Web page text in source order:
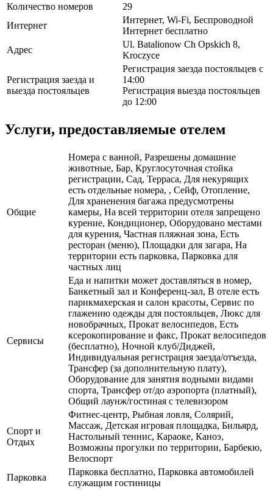
Количество номеров
29
Интернет
Интернет, Wi-Fi, Беспроводной
Интернет бесплатно
Адрес
Ul. Batalionow Ch Opskich 8,
Kroczyce
Регистрация заезда и
выезда постояльцев
Регистрация заезда постояльцев с
14:00
Регистрация выезда постояльцев
до 12:00
Услуги, предоставляемые отелем
Общие
Номера с ванной, Разрешены домашние
животные, Бар, Круглосуточная стойка
регистрации, Сад, Терраса, Для некурящих
есть отдельные номера, , Сейф, Отопление,
Для храненения багажа предусмотрены
камеры, На всей территории отеля запрещено
курение, Кондиционер, Оборудовано местами
для курения, Частная пляжная зона, Есть
ресторан (меню), Площадки для загара, На
территории есть парковка, Парковка для
частных лиц
Сервисы
Еда и напитки может доставляться в номер,
Банкетный зал и Конференц-зал, В отеле есть
парикмахерская и салон красоты, Сервис по
глажению одежды для постояльцев, Люкс для
новобрачных, Прокат велосипедов, Есть
ксерокопирование и факс, Прокат велосипедов
(бесплатно), Ночной клуб/Диджей,
Индивидуальная регистрация заезда/отъезда,
Трансфер (за дополнительную плату),
Оборудование для занятия водными видами
спорта, Трансфер от/до аэропорта (платный),
Общий лаунж/гостиная с телевизором
Спорт и
Отдых
Фитнес-центр, Рыбная ловля, Солярий,
Массаж, Детская игровая площадка, Бильярд,
Настольный теннис, Караоке, Каноэ,
Возможны прогулки по территории, Барбекю,
Велоспорт
Парковка
Парковка бесплатно, Парковка автомобилей
служащим гостиницы